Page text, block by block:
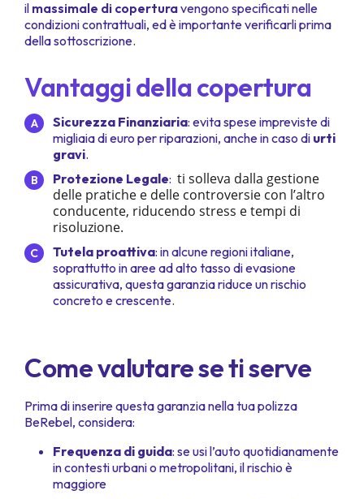
il massimale di coperturavengono specificati nelle
condizioni contrattuali, ed è importante verificarli prima
della sottoscrizione.
Vantaggi della copertura
Sicurezza Finanziaria: evita spese impreviste di
migliaia di euro per riparazioni, anche in caso di urti
gravi.
Protezione Legale: ti solleva dalla gestione
delle pratiche e delle controversie con l’altro
conducente, riducendo stress e tempi di
risoluzione.
Tutela proattiva: in alcune regioni italiane,
soprattutto in aree ad alto tasso di evasione
assicurativa, questa garanzia riduce un rischio
concreto e crescente.
Come valutare se ti serve
Prima di inserire questa garanzia nella tua polizza
BeRebel, considera:
Frequenza di guida: se usi l’auto quotidianamente
in contesti urbani o metropolitani, il rischio è
maggiore